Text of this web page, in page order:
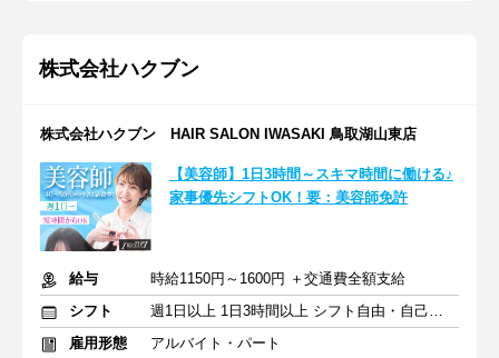
株式会社ハクブン
株式会社ハクブン HAIR SALON IWASAKI 鳥取湖山東店
【美容師】1日3時間～スキマ時間に働ける♪
家事優先シフトOK！要：美容師免許
給与
時給1150円～1600円 ＋交通費全額支給
シフト
週1日以上 1日3時間以上 シフト自由・自己申告
雇用形態
アルバイト・パート